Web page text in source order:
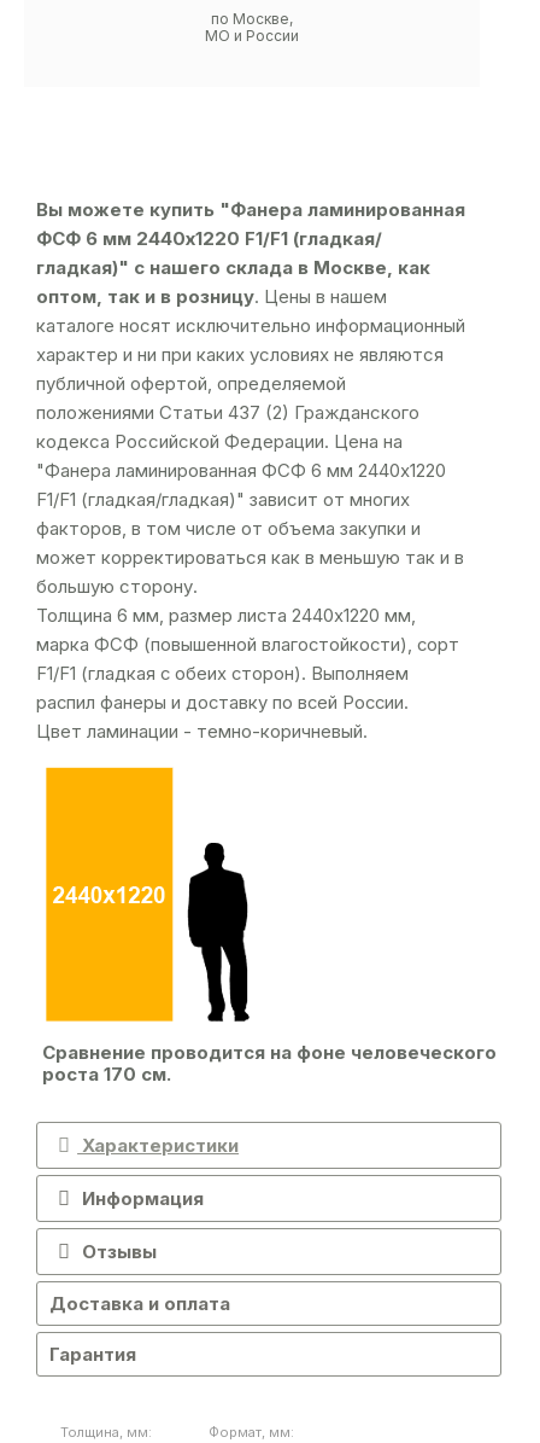
по Москве,
МО и России
Вы можете купить "Фанера ламинированная
ФСФ 6 мм 2440х1220 F1/F1 (гладкая/
гладкая)" с нашего склада в Москве, как
оптом, так и в розницу. Цены в нашем
каталоге носят исключительно информационный
характер и ни при каких условиях не являются
публичной офертой, определяемой
положениями Статьи 437 (2) Гражданского
кодекса Российской Федерации. Цена на
"Фанера ламинированная ФСФ 6 мм 2440х1220
F1/F1 (гладкая/гладкая)" зависит от многих
факторов, в том числе от объема закупки и
может корректироваться как в меньшую так и в
большую сторону.
Толщина 6 мм, размер листа 2440х1220 мм,
марка ФСФ (повышенной влагостойкости), сорт
F1/F1 (гладкая с обеих сторон). Выполняем
распил фанеры и доставку по всей России.
Цвет ламинации - темно-коричневый.
Сравнение проводится на фоне человеческого
роста 170 см.
Характеристики
Информация
Отзывы
Доставка и оплата
Гарантия
Толщина, мм: Формат, мм: